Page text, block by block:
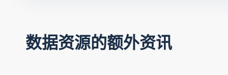
数据资源的额外资讯